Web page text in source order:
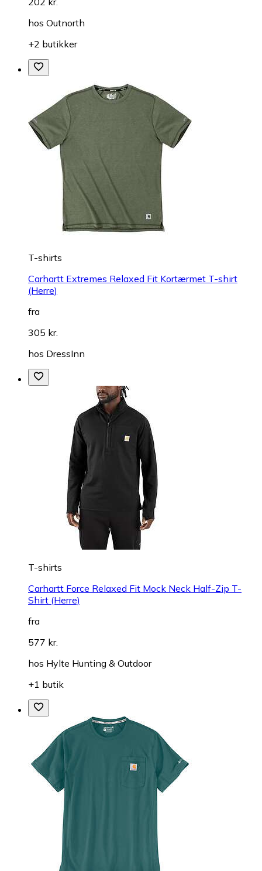
hos Outnorth
+2 butikker
T-shirts
Carhartt Extremes Relaxed Fit Kortærmet T-shirt
(Herre)
fra
305 kr.
hos DressInn
T-shirts
Carhartt Force Relaxed Fit Mock Neck Half-Zip T-
Shirt (Herre)
fra
577 kr.
hos Hylte Hunting & Outdoor
+1 butik